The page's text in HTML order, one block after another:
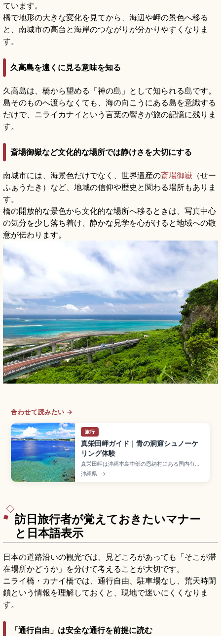
ています。
橋で地形の大きな変化を見てから、海辺や岬の景色へ移る
と、南城市の高台と海岸のつながりが分かりやすくなりま
す。
久高島を遠くに見る意味を知る
久高島は、橋から望める「神の島」として知られる島です。
島そのものへ渡らなくても、海の向こうにある島を意識する
だけで、ニライカナイという言葉の響きが旅の記憶に残りま
す。
斎場御嶽など文化的な場所では静けさを大切にする
南城市には、海景色だけでなく、世界遺産の斎場御嶽 （せー
ふぁうたき）など、地域の信仰や歴史と関わる場所もありま
す。
橋の開放的な景色から文化的な場所へ移るときは、写真中心
の気分を少し落ち着け、静かな見学を心がけると地域への敬
意が伝わります。
合わせて読みたい →
旅行
真栄田岬ガイド｜青の洞窟シュノーケ
リング体験
真栄田岬は沖縄本島中部の恩納村にある国内有数
のダイビング・シュノーケリングスポットで、洞
窟入口から差し込む光が水面を青く輝かせる「青
沖縄県 →
訪日旅行者が覚えておきたいマナー
と日本語表示
日本の道路沿いの観光では、見どころがあっても「そこが滞
在場所かどうか」を分けて考えることが大切です。
ニライ橋・カナイ橋では、通行自由、駐車場なし、荒天時閉
鎖という情報を理解しておくと、現地で迷いにくくなりま
す。
「通行自由」は安全な通行を前提に読む